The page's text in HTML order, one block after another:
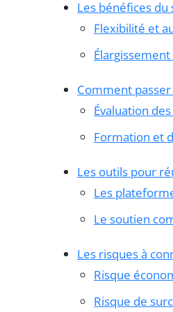
Les bénéfices
Flexibilité et
Comment
Évaluation
Formation et
Les outils pour
Les
Le soutien
Les risques à
Risque
Risque de